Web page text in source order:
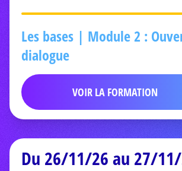
Les bases | Module 2 :
dialogue
VOIR LA FORMATION
Du 26/11/26 au 27/